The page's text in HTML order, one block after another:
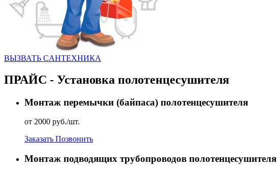
ВЫЗВАТЬ CАНТЕХНИКА
ПРАЙС - Установка полотенцесушителя
Монтаж перемычки (байпаса) полотенцесушителя
от 2000 руб./шт.
Заказать Позвонить
Монтаж подводящих трубопроводов полотенцесушителя